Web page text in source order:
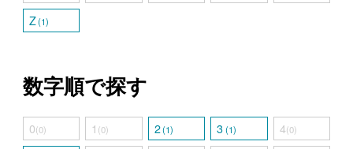
Z(1)
数字順で探す
0(0) 1 (0) 2(1) 3(1) 4(0)